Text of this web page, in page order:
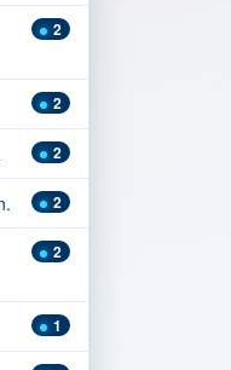
2
2
2
2
2
1